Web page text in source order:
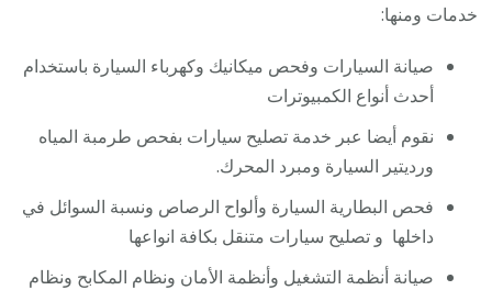
خدمات ومنها:
صيانة السيارات وفحص ميكانيك وكهرباء السيارة باستخدام
أحدث أنواع الكمبيوترات
نقوم أيضا عبر خدمة تصليح سيارات بفحص طرمبة المياه
ورديتير السيارة ومبرد المحرك.
فحص البطارية السيارة وألواح الرصاص ونسبة السوائل في
داخلها و تصليح سيارات متنقل بكافة انواعها
صيانة أنظمة التشغيل وأنظمة الأمان ونظام المكابح ونظام